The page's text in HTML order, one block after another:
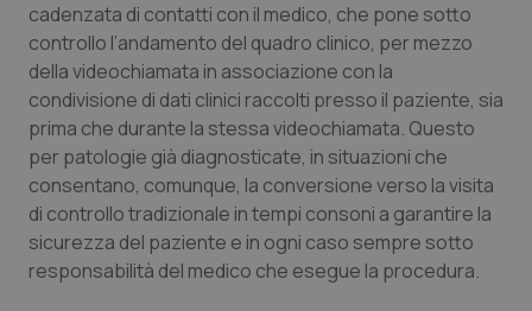
cadenzata di contatti con il medico, che pone sotto
controllo l’andamento del quadro clinico, per mezzo
della videochiamata in associazione con la
condivisione di dati clinici raccolti presso il paziente, sia
prima che durante la stessa videochiamata. Questo
per patologie già diagnosticate, in situazioni che
consentano, comunque, la conversione verso la visita
di controllo tradizionale in tempi consoni a garantire la
sicurezza del paziente e in ogni caso sempre sotto
responsabilità del medico che esegue la procedura.
tracking-sites-ironfish-
tracking-enable
www.quotidianosanita.it
tracking-sites-ironfish-
session-id
www.quotidianosanita.it